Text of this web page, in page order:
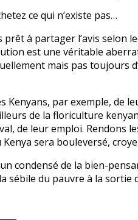
ce qui n’existe pas…
prêt à partager l’avis selon
est une véritable
mais pas toujours
Kenyans, par exemple, de
de la floriculture
de leur emploi. Rendons
sera bouleversé,
condensé de la bien-
sébile du pauvre à la sortie